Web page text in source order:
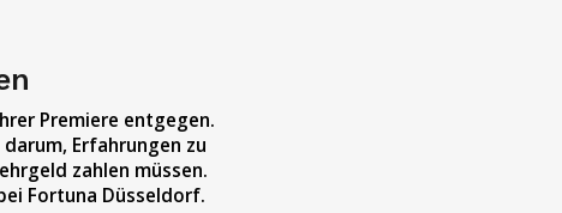
Premiere entgegen.
Erfahrungen zu
zahlen müssen.
Fortuna Düsseldorf.